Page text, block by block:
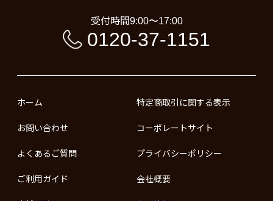
受付時間9:00〜17:00
0120-37-1151
ホーム
お問い合わせ
よくあるご質問
ご利用ガイド
特定商取引に関する表示
コーポレートサイト
プライバシーポリシー
会社概要